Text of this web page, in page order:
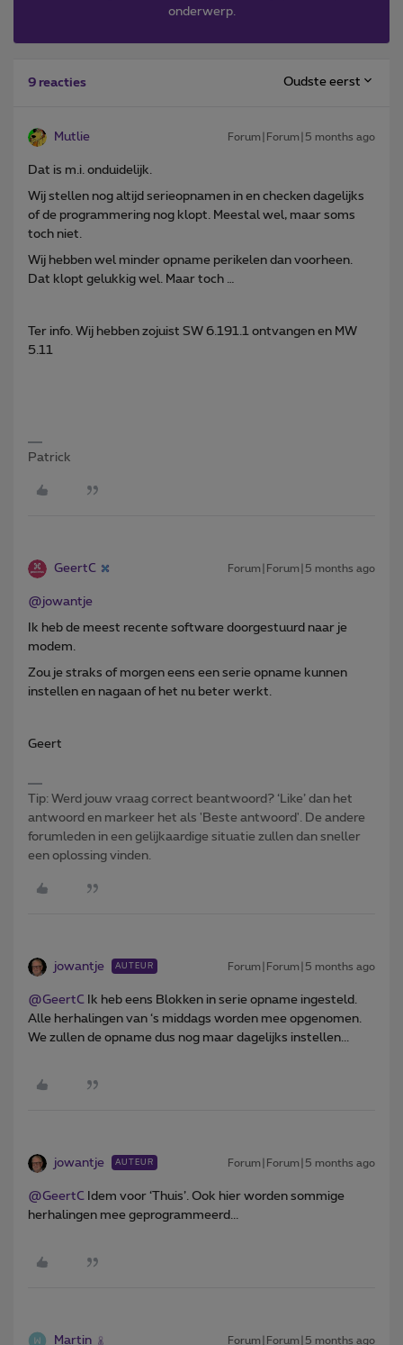
onderwerp.
9 reacties Oudste eerst
Mutlie Forum|Forum|5 months ago
Dat is m.i. onduidelijk.
Wij stellen nog altijd serieopnamen in en checken dagelijks
of de programmering nog klopt. Meestal wel, maar soms
toch niet.
Wij hebben wel minder opname perikelen dan voorheen.
Dat klopt gelukkig wel. Maar toch …
Ter info. Wij hebben zojuist SW 6.191.1 ontvangen en MW
5.11
Patrick
GeertC Forum|Forum|5 months ago
@jowantje
Ik heb de meest recente software doorgestuurd naar je
modem.
Zou je straks of morgen eens een serie opname kunnen
instellen en nagaan of het nu beter werkt.
Geert
Tip: Werd jouw vraag correct beantwoord? ‘Like’ dan het
antwoord en markeer het als 'Beste antwoord'. De andere
forumleden in een gelijkaardige situatie zullen dan sneller
een oplossing vinden.
jowantje AUTEUR Forum|Forum|5 months ago
@GeertC Ik heb eens Blokken in serie opname ingesteld.
Alle herhalingen van ‘s middags worden mee opgenomen.
We zullen de opname dus nog maar dagelijks instellen...
jowantje AUTEUR Forum|Forum|5 months ago
@GeertC Idem voor ‘Thuis’. Ook hier worden sommige
herhalingen mee geprogrammeerd...
Martin Forum|Forum|5 months ago